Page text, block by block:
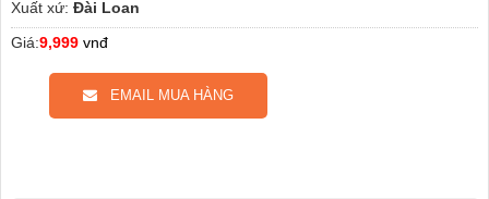
Xuất xứ: Đài Loan
Giá:9,999 vnđ
EMAIL MUA HÀNG